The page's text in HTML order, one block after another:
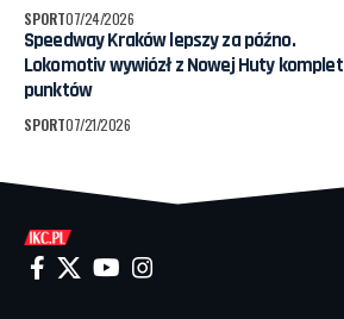
SPORT07/24/2026
Speedway Kraków lepszy za późno.
Lokomotiv wywiózł z Nowej Huty komplet
punktów
SPORT07/21/2026